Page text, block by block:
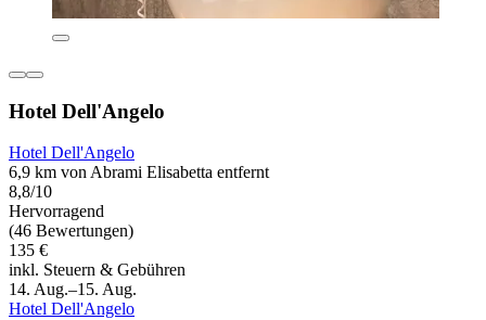
Hotel Dell'Angelo
Hotel Dell'Angelo
6,9 km von Abrami Elisabetta entfernt
8,8/10
Hervorragend
(46 Bewertungen)
135 €
inkl. Steuern & Gebühren
14. Aug.–15. Aug.
Hotel Dell'Angelo